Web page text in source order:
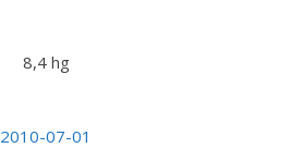
8,4 hg
2010-07-01